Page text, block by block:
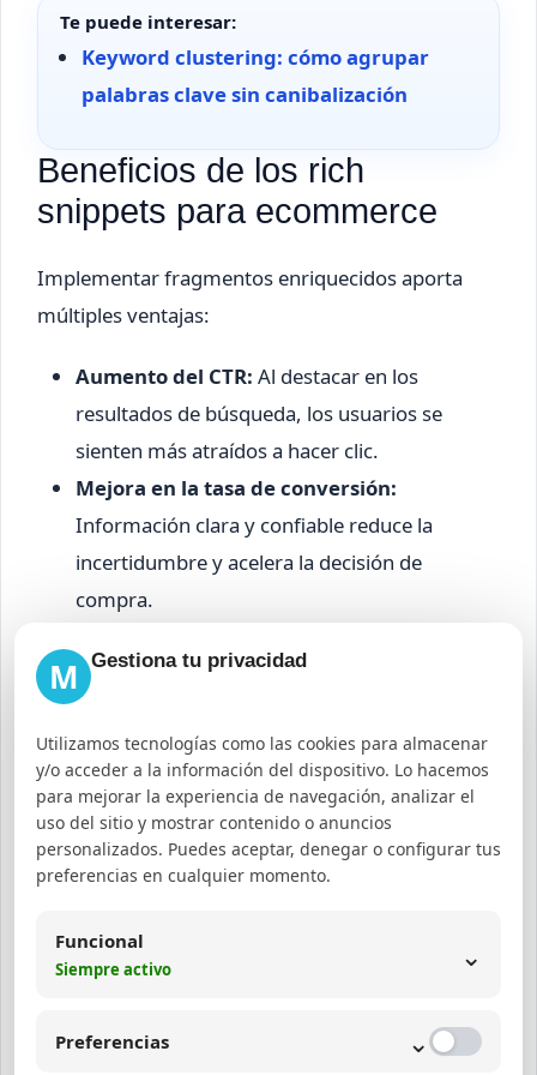
Te puede interesar:
Keyword clustering: cómo agrupar
palabras clave sin canibalización
Beneficios de los rich
snippets para ecommerce
Implementar fragmentos enriquecidos aporta
múltiples ventajas:
Aumento del CTR: Al destacar en los
resultados de búsqueda, los usuarios se
sienten más atraídos a hacer clic.
Mejora en la tasa de conversión:
Información clara y confiable reduce la
incertidumbre y acelera la decisión de
compra.
Los resultados enriquecidos llaman más la
atención y transmiten profesionalismo.
Optimización para Google Shopping:Los
rich snippets pueden mejorar la aparición en
listados de productos destacados.
Mejor experiencia de usuario:Ofrecer
percepción del sitio.
para potenciar el uso de
M Gestiona tu privacidad
Utilizamos tecnologías como las cookies para almacenar
y/o acceder a la información del dispositivo. Lo hacemos
para mejorar la experiencia de navegación, analizar el
uso del sitio y mostrar contenido o anuncios
personalizados. Puedes aceptar, denegar o configurar tus
preferencias en cualquier momento.
Funcional
Siempre activo ⌄
Preferencias ⌄